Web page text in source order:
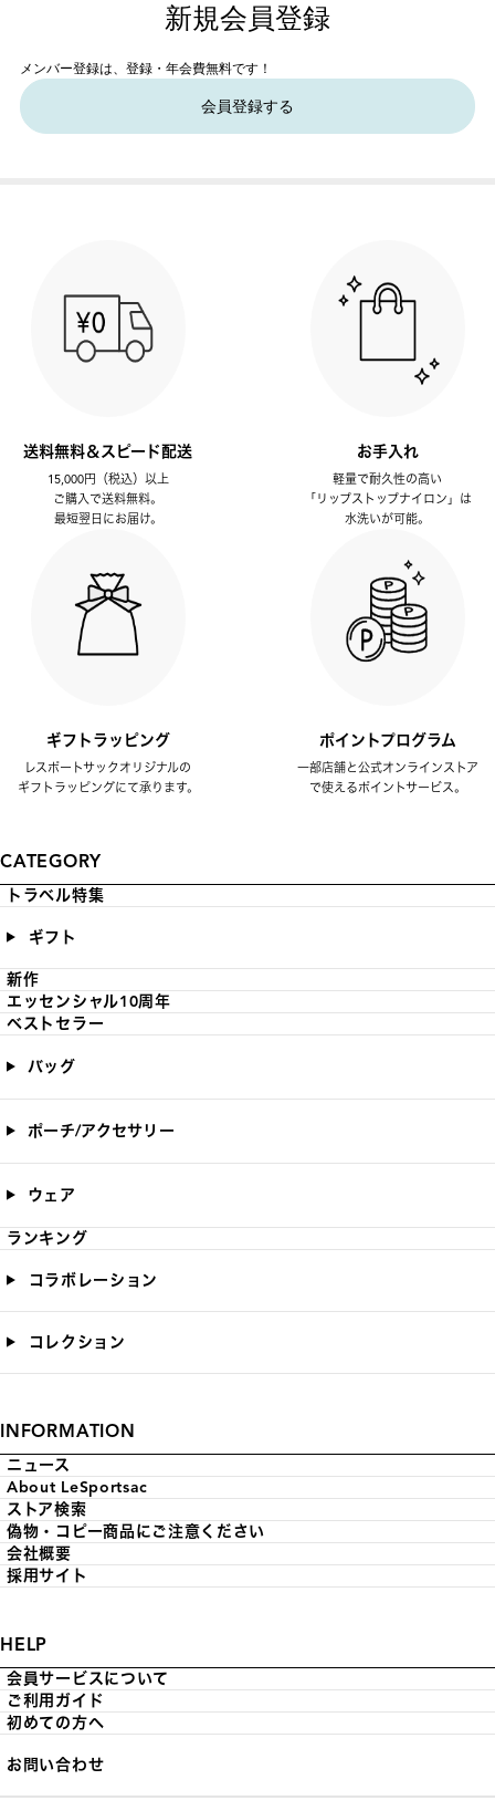
新規会員登録
メンバー登録は、登録・年会費無料です！
会員登録する
送料無料＆スピード配送
15,000円（税込）以上
ご購入で送料無料。
最短翌日にお届け。
お手入れ
軽量で耐久性の高い
「リップストップナイロン」は
水洗いが可能。
ギフトラッピング
レスポートサックオリジナルの
ギフトラッピングにて承ります。
ポイントプログラム
一部店舗と公式オンラインストア
で使えるポイントサービス。
CATEGORY
トラベル特集
ギフト
新作
エッセンシャル10周年
ベストセラー
バッグ
ポーチ/アクセサリー
ウェア
ランキング
コラボレーション
コレクション
INFORMATION
ニュース
About LeSportsac
ストア検索
偽物・コピー商品にご注意ください
会社概要
採用サイト
HELP
会員サービスについて
ご利用ガイド
初めての方へ
お問い合わせ